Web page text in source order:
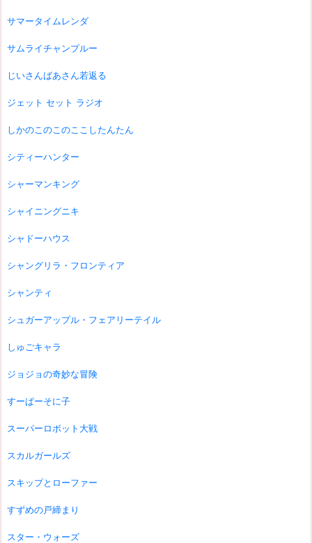
サマータイムレンダ
サムライチャンプルー
じいさんばあさん若返る
ジェット セット ラジオ
しかのこのこのここしたんたん
シティーハンター
シャーマンキング
シャイニングニキ
シャドーハウス
シャングリラ・フロンティア
シャンティ
シュガーアップル・フェアリーテイル
しゅごキャラ
ジョジョの奇妙な冒険
すーぱーそに子
スーパーロボット大戦
スカルガールズ
スキップとローファー
すずめの戸締まり
スター・ウォーズ